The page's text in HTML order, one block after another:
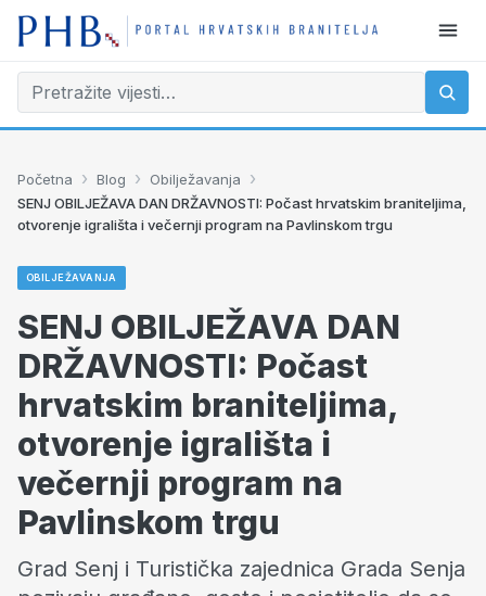
Početna › Blog › Obilježavanja ›
SENJ OBILJEŽAVA DAN DRŽAVNOSTI: Počast hrvatskim braniteljima,
otvorenje igrališta i večernji program na Pavlinskom trgu
OBILJEŽAVANJA
SENJ OBILJEŽAVA DAN
DRŽAVNOSTI: Počast
hrvatskim braniteljima,
otvorenje igrališta i
večernji program na
Pavlinskom trgu
Grad Senj i Turistička zajednica Grada Senja